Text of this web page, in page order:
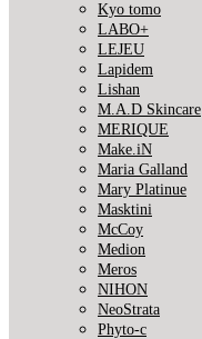
Kyo tomo
LABO+
LEJEU
Lapidem
Lishan
M.A.D Skincare
MERIQUE
Make.iN
Maria Galland
Mary Platinue
Masktini
McCoy
Medion
Meros
NIHON
NeoStrata
Phyto-c